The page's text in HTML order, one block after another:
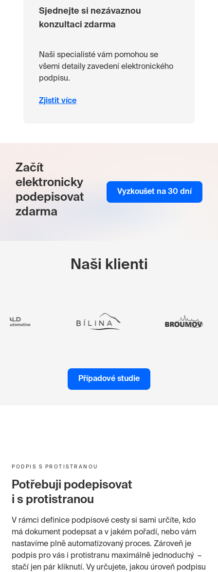
Sjednejte si nezávaznou
konzultaci zdarma
Naši specialisté vám pomohou se
všemi detaily zavedení elektronického
podpisu.
Zjistit více
Začít
elektronicky
podepisovat
zdarma
Vyzkoušet na 30 dní
Naši klienti
Případové studie
PODPIS S PROTISTRANOU
Potřebuji podepisovat
i s protistranou
V rámci definice podpisové cesty si sami určíte, kdo
má dokument podepsat a v jakém pořadí, nebo vám
nastavíme plně automatizovaný proces. Zároveň je
podpis pro vás i protistranu maximálně jednoduchý –
stačí jen pár kliknutí. Vy určujete, jakou úroveň podpisu